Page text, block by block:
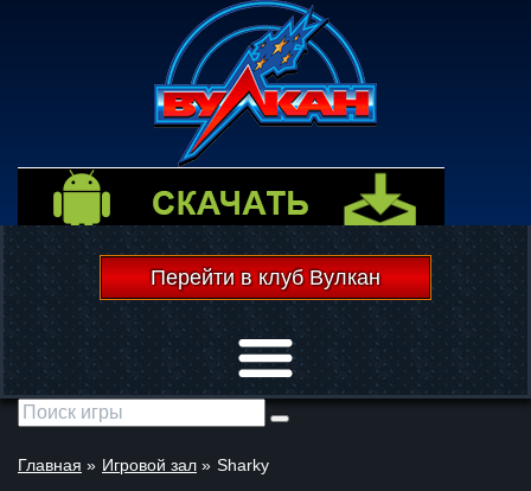
Перейти в клуб Вулкан
Открыть меню
Главная » Игровой зал » Sharky